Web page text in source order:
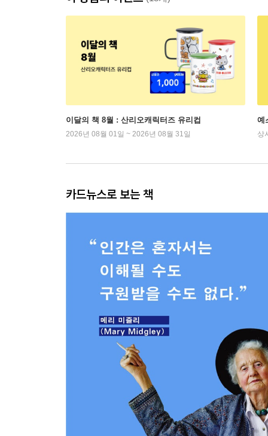
이달의 책 8월 : 산리오캐릭터즈 유리컵
2026년 08월 01일 ~ 2026년 08월 31일
예
상
카드뉴스로 보는 책